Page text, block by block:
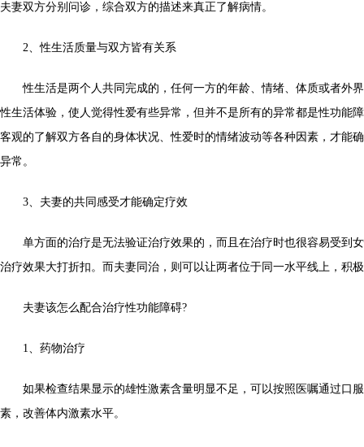
夫妻双方分别问诊，综合双方的描述来真正了解病情。
2、性生活质量与双方皆有关系
性生活是两个人共同完成的，任何一方的年龄、情绪、体质或者外
性生活体验，使人觉得性爱有些异常，但并不是所有的异常都是性功能
客观的了解双方各自的身体状况、性爱时的情绪波动等各种因素，才能
异常。
3、夫妻的共同感受才能确定疗效
单方面的治疗是无法验证治疗效果的，而且在治疗时也很容易受到
治疗效果大打折扣。而夫妻同治，则可以让两者位于同一水平线上，积
夫妻该怎么配合治疗性功能障碍?
1、药物治疗
如果检查结果显示的雄性激素含量明显不足，可以按照医嘱通过口
素，改善体内激素水平。